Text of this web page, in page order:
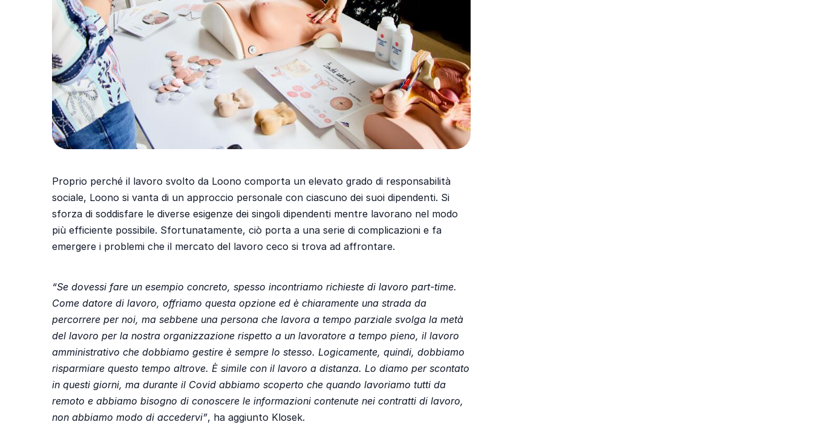
Proprio perché il lavoro svolto da Loono comporta un elevato grado di responsabilità
sociale, Loono si vanta di un approccio personale con ciascuno dei suoi dipendenti. Si
sforza di soddisfare le diverse esigenze dei singoli dipendenti mentre lavorano nel modo
più efficiente possibile. Sfortunatamente, ciò porta a una serie di complicazioni e fa
emergere i problemi che il mercato del lavoro ceco si trova ad affrontare.
“Se dovessi fare un esempio concreto, spesso incontriamo richieste di lavoro part-time.
Come datore di lavoro, offriamo questa opzione ed è chiaramente una strada da
percorrere per noi, ma sebbene una persona che lavora a tempo parziale svolga la metà
del lavoro per la nostra organizzazione rispetto a un lavoratore a tempo pieno, il lavoro
amministrativo che dobbiamo gestire è sempre lo stesso. Logicamente, quindi, dobbiamo
risparmiare questo tempo altrove. È simile con il lavoro a distanza. Lo diamo per scontato
in questi giorni, ma durante il Covid abbiamo scoperto che quando lavoriamo tutti da
remoto e abbiamo bisogno di conoscere le informazioni contenute nei contratti di lavoro,
non abbiamo modo di accedervi”, ha aggiunto Klosek.